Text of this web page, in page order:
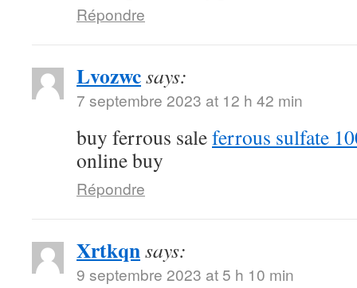
Répondre
Lvozwcsays:
7 septembre 2023 at 12 h 42 min
buy ferrous saleferrous sulfate
online buy
Répondre
Xrtkqnsays:
9 septembre 2023 at 5 h 10 min